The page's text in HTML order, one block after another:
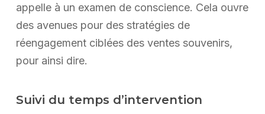
appelle à un examen de conscience. Cela ouvre
des avenues pour des stratégies de
réengagement ciblées des ventes souvenirs,
pour ainsi dire.
Suivi du temps d’intervention